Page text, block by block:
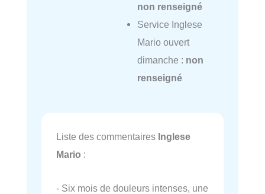
non renseigné
Service Inglese
Mario ouvert
dimanche : non
renseigné
Liste des commentaires Inglese
Mario :
- Six mois de douleurs intenses, une